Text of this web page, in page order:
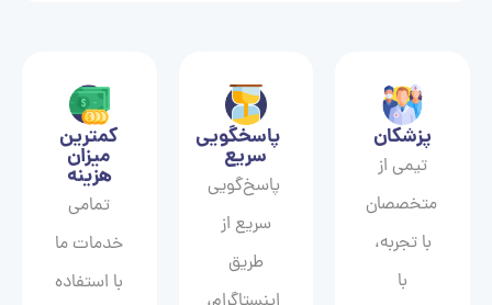
پزشکان
تیمی از
متخصصان
با تجربه،
با
پاسخگویی
سریع
پاسخ‌گویی
سریع از
طریق
اینستاگرام،
کمترین
میزان
هزینه
تمامی
خدمات ما
با استفاده